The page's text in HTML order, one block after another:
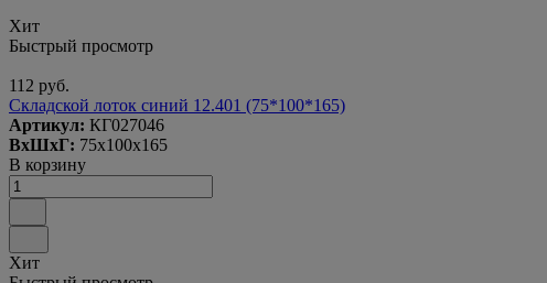
Хит
Быстрый просмотр
112 руб.
Складской лоток синий 12.401 (75*100*165)
Артикул: КГ027046
ВxШxГ: 75x100x165
В корзину
Хит